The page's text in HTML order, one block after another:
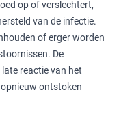
op of verslechtert,
van de infectie.
of erger worden
De
reactie van het
ontstoken